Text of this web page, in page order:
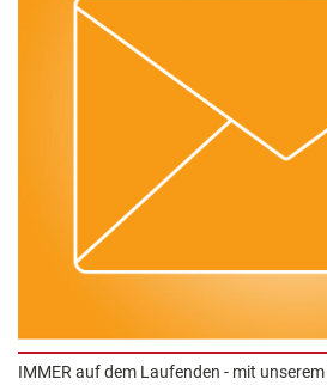
IMMER auf dem Laufenden - mit